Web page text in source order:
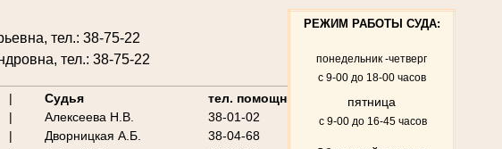
РЕЖИМ РАБОТЫ СУДА:
понедельник -четверг
с 9-00 до 18-00 часов
пятница
с 9-00 до 16-45 часов
тел.: 38-75-22
тел.: 38-75-22
| Судья
тел. помощника/секретаря
| Алексеева Н.В.
38-01-02
| Дворницкая А.Б.
38-04-68